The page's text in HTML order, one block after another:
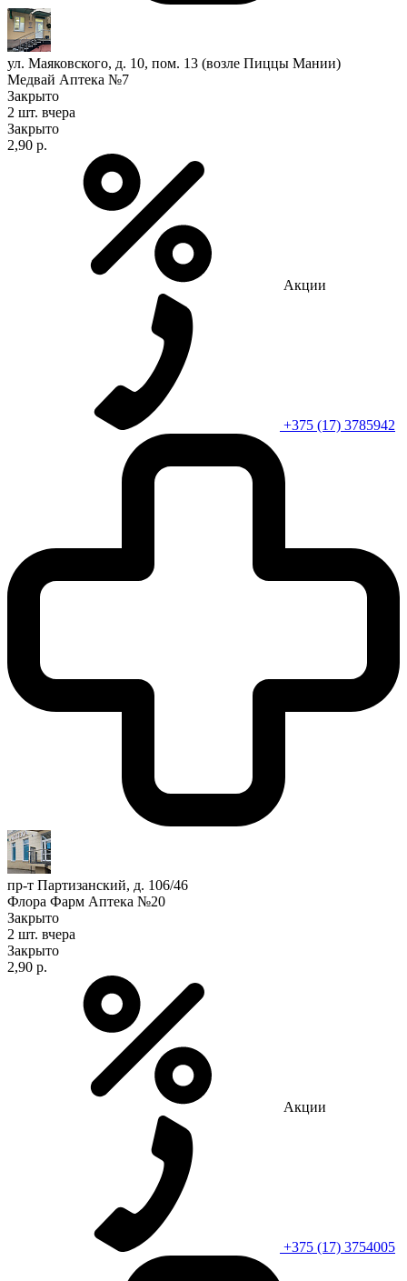
ул. Маяковского, д. 10, пом. 13 (возле Пиццы Мании)
Медвай Аптека №7
Закрыто
2 шт. вчера
Закрыто
2,90 р.
Акции
+375 (17) 3785942
пр-т Партизанский, д. 106/46
Флора Фарм Аптека №20
Закрыто
2 шт. вчера
Закрыто
2,90 р.
Акции
+375 (17) 3754005